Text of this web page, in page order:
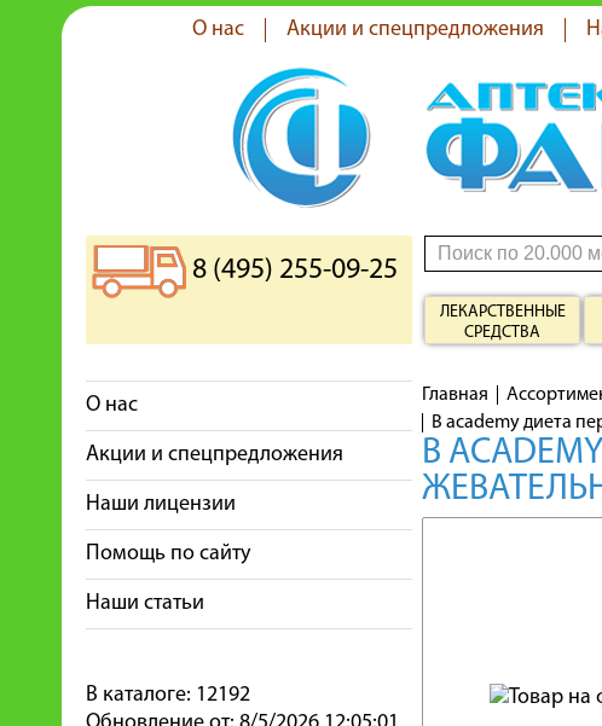
О нас Акции и спецпредложения
8 (495) 255-09-25
ЛЕКАРСТВЕННЫЕ
СРЕДСТВА
О нас
Акции и спецпредложения
Наши лицензии
Помощь по сайту
Наши статьи
В каталоге: 12192
Главная
B academy диета
B